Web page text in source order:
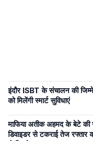
इंदौर ISBT के संचालन की
को मिलेंगी स्मार्ट सुविधाएं
माफिया अतीक अहमद के बेटे की
डिवाइडर से टकराई तेज रफ्तार